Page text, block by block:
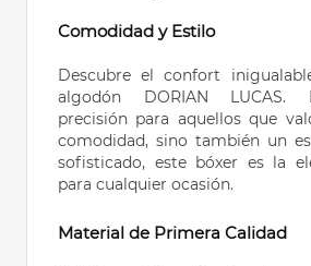
Comodidad y Estilo
Descubre el confort
algodón DORIAN LUCAS.
precisión para aquellos que
comodidad, sino también un
sofisticado, este bóxer es la
para cualquier ocasión.
Material de Primera Calidad